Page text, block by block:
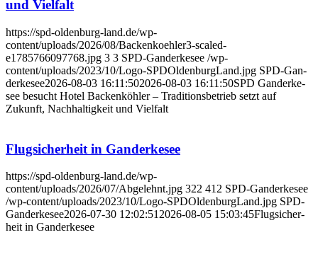
und Viel­falt
https://spd-oldenburg-land.de/wp-
content/uploads/2026/08/Backenkoehler3-scaled-
e1785766097768.jpg 3 3 SPD-Gan­der­ke­see /wp-
content/uploads/2023/10/Logo-SPDOldenburgLand.jpg SPD-Gan­
der­ke­see2026-08-03 16:11:502026-08-03 16:11:50SPD Gan­der­ke­
see besucht Hotel Backen­köh­ler – Tra­di­ti­ons­be­trieb setzt auf
Zukunft, Nach­hal­tig­keit und Viel­falt
Flug­si­cher­heit in Gan­der­ke­see
https://spd-oldenburg-land.de/wp-
content/uploads/2026/07/Abgelehnt.jpg 322 412 SPD-Gan­der­ke­see
/wp-content/uploads/2023/10/Logo-SPDOldenburgLand.jpg SPD-
Gan­der­ke­see2026-07-30 12:02:512026-08-05 15:03:45Flug­si­cher­
heit in Gan­der­ke­see